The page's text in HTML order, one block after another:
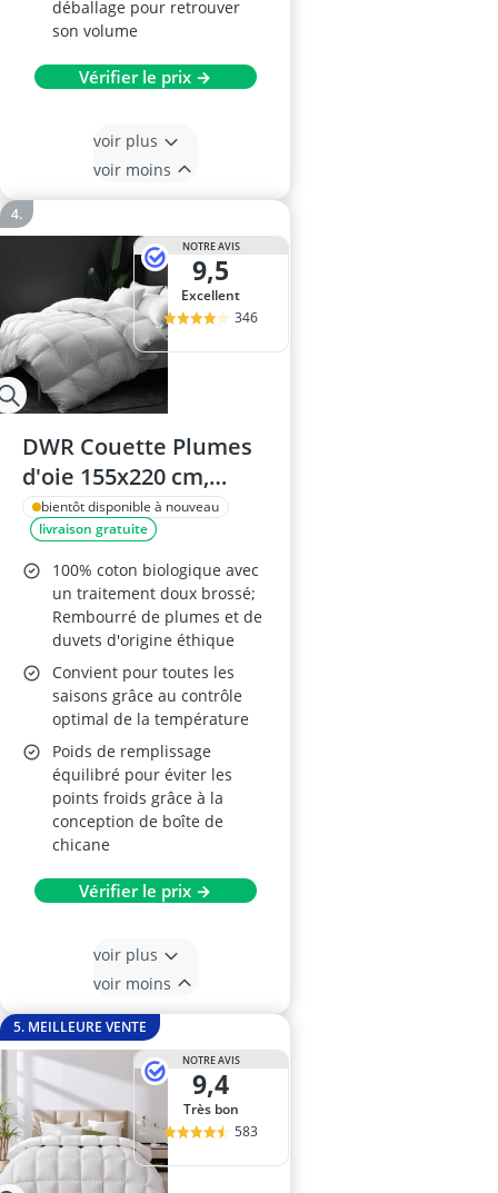
déballage pour retrouver
son volume
Vérifier le prix →
voir plus
voir moins
NOTRE AVIS
9,5
Excellent
346
DWR Couette Plumes
d'oie 155x220 cm,
300GSM
bientôt disponible à nouveau
livraison gratuite
100% coton biologique avec
un traitement doux brossé;
Rembourré de plumes et de
duvets d'origine éthique
Convient pour toutes les
saisons grâce au contrôle
optimal de la température
Poids de remplissage
équilibré pour éviter les
points froids grâce à la
conception de boîte de
chicane
Vérifier le prix →
voir plus
voir moins
5. MEILLEURE VENTE
NOTRE AVIS
9,4
Très bon
583